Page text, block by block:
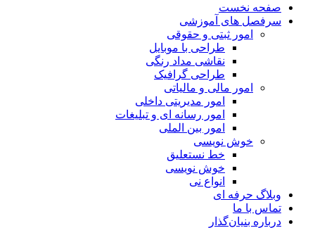
صفحه نخست
سرفصل های آموزشی
امور ثبتی و حقوقی
طراحی با موبایل
نقاشی مداد رنگی
طراحی گرافیک
امور مالی و مالیاتی
امور مدیریتی داخلی
امور رسانه ای و تبلیغات
امور بین الملی
خوش نویسی
خط نستعلیق
خوش نویسی
انواع نی
وبلاگ حرفه ای
تماس با ما
درباره بنیان‌گذار